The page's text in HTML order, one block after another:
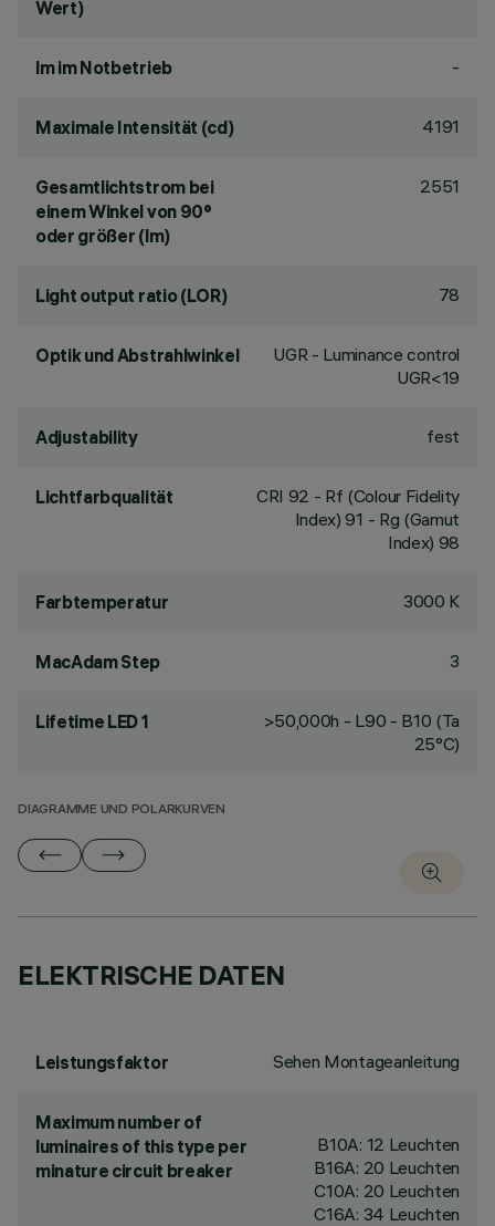
Wert)
lm im Notbetrieb -
Maximale Intensität (cd) 4191
Gesamtlichtstrom bei
einem Winkel von 90°
oder größer (lm)
2551
Light output ratio (LOR) 78
Optik und Abstrahlwinkel
UGR - Luminance control
UGR<19
Adjustability fest
Lichtfarbqualität CRI 92 - Rf (Colour Fidelity
Index) 91 - Rg (Gamut
Index) 98
Farbtemperatur 3000 K
MacAdam Step 3
Lifetime LED 1
>50,000h - L90 - B10 (Ta
25°C)
DIAGRAMME UND POLARKURVEN
ELEKTRISCHE DATEN
Leistungsfaktor Sehen Montageanleitung
Maximum number of
luminaires of this type per
minature circuit breaker
B10A: 12 Leuchten
B16A: 20 Leuchten
C10A: 20 Leuchten
C16A: 34 Leuchten